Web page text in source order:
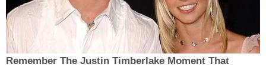
Remember The Justin Timberlake Moment That